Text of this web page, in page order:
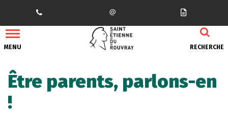
MENU RECHERCHE
Être parents, parlons-en
!